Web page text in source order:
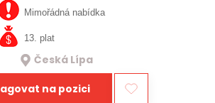
Mimořádná nabídka
13. plat
Česká Lípa
na pozici